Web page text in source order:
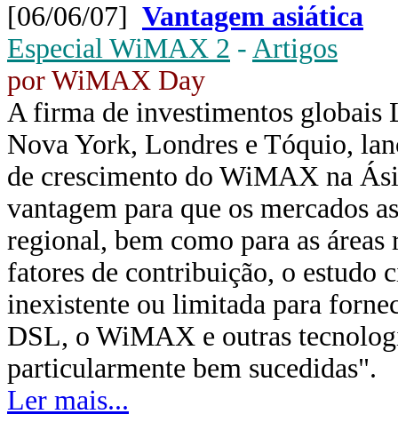
[06/06/07] Vantagem asiática
Especial WiMAX 2 - Artigos
por WiMAX Day
A firma de investimentos globais
Nova York, Londres e Tóquio,
de crescimento do WiMAX na
vantagem para que os mercados
regional, bem como para as
fatores de contribuição, o estudo
inexistente ou limitada para
DSL, o WiMAX e outras
particularmente bem sucedidas".
Ler mais...